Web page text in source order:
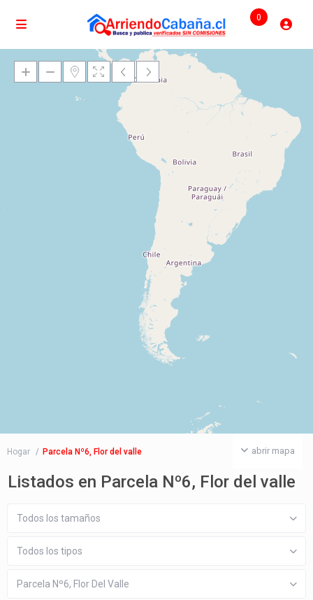
0
Cargando mapas
abrir mapa
Hogar Parcela Nº6, Flor del valle
Listados en Parcela Nº6, Flor del valle
Todos los tamaños
Todos los tipos
Parcela Nº6, Flor Del Valle